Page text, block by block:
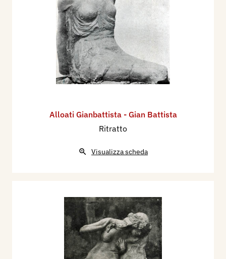
Alloati Gianbattista - Gian Battista
Ritratto
Visualizza scheda